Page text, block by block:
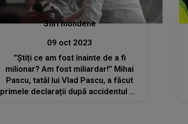
Stiri mondene
09 oct 2023
”Știți ce am fost înainte de a fi
milionar? Am fost miliardar!” Mihai
Pascu, tatăl lui Vlad Pascu, a făcut
primele declarații după accidentul de